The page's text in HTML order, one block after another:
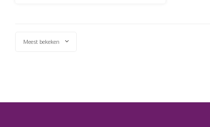
Meest bekeken